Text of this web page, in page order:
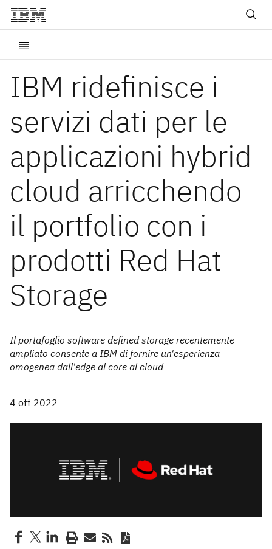
IBM ridefinisce i
servizi dati per le
applicazioni hybrid
cloud arricchendo
il portfolio con i
prodotti Red Hat
Storage
Il portafoglio software defined storage recentemente
ampliato consente a IBM di fornire un'esperienza
omogenea dall'edge al core al cloud
4 ott 2022